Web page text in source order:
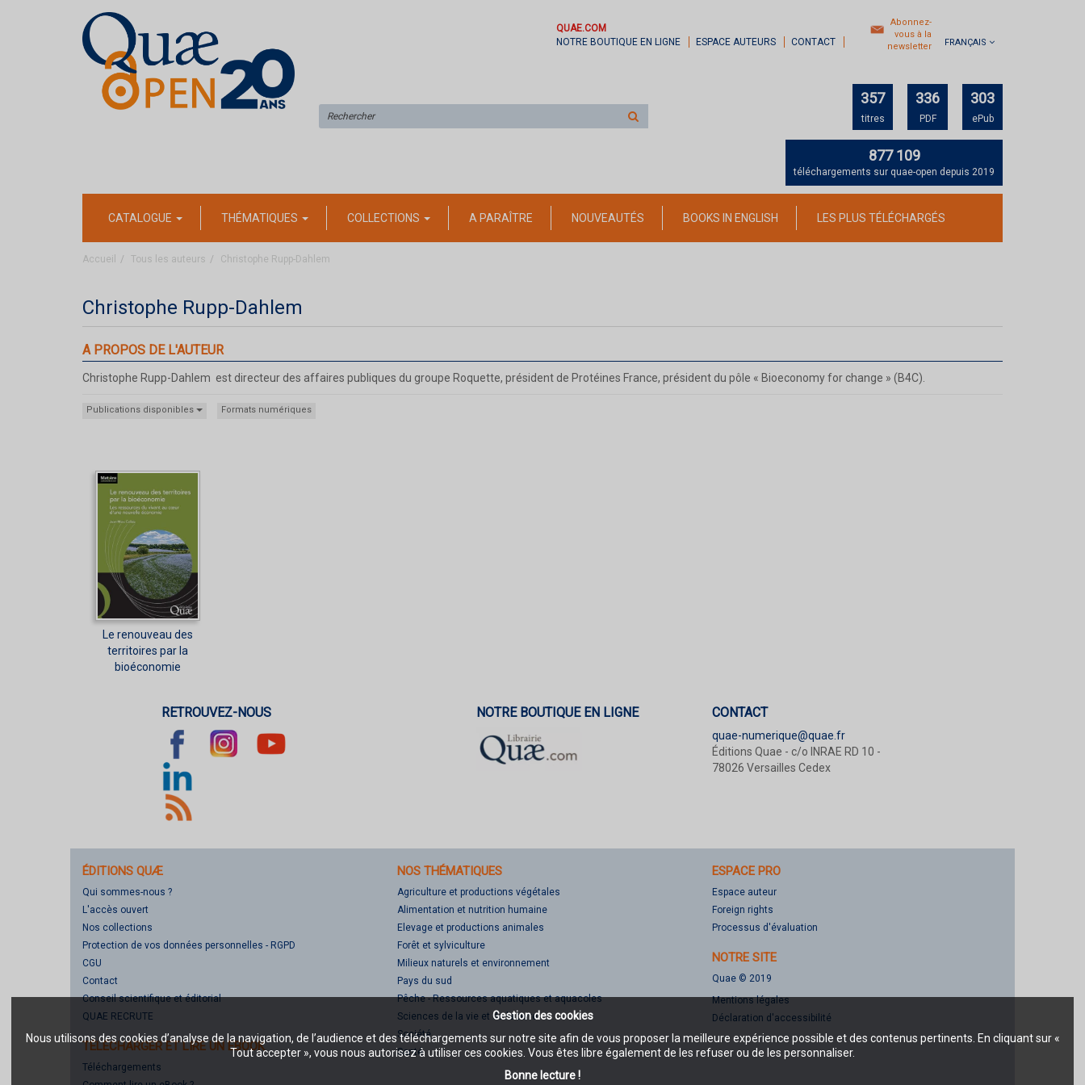
Gestion des cookies
Nous utilisons des cookies d’analyse de la navigation, de l’audience et des téléchargements sur notre site afin de vous proposer la meilleure expérience possible et des contenus pertinents. En cliquant sur «
Tout accepter », vous nous autorisez à utiliser ces cookies. Vous êtes libre également de les refuser ou de les personnaliser.
Bonne lecture !
QUAE.COM
NOTRE BOUTIQUE EN LIGNE
ESPACE AUTEURS CONTACT
Abonnez-
vous à la
newsletter
FRANÇAIS
sur
357
titres
336
PDF
303
ePub
877 109
téléchargements sur quae-open depuis 2019
CATALOGUE THÉMATIQUES COLLECTIONS A PARAÎTRE NOUVEAUTÉS BOOKS IN ENGLISH LES PLUS TÉLÉCHARGÉS
Accueil Tous les auteurs Christophe Rupp-Dahlem
Christophe Rupp-Dahlem
A PROPOS DE L'AUTEUR
Christophe Rupp-Dahlem est directeur des affaires publiques du groupe Roquette, président de Protéines France, président du pôle « Bioeconomy for change » (B4C).
Publications disponibles Formats numériques
Le renouveau des
territoires par la
bioéconomie
RETROUVEZ-NOUS NOTRE BOUTIQUE EN LIGNE CONTACT
quae-numerique@quae.fr
Éditions Quae - c/o INRAE RD 10 -
78026 Versailles Cedex
ÉDITIONS QUÆ
Qui sommes-nous ?
L'accès ouvert
Nos collections
Protection de vos données personnelles - RGPD
CGU
Contact
Conseil scientifique et éditorial
QUAE RECRUTE
TÉLÉCHARGER ET LIRE UN EBOOK
Téléchargements
NOS THÉMATIQUES
Agriculture et productions végétales
Alimentation et nutrition humaine
Elevage et productions animales
Forêt et sylviculture
Milieux naturels et environnement
Pays du sud
Pêche - Ressources aquatiques et aquacoles
Sciences de la vie et de la terre
Société
Santé
ESPACE PRO
Espace auteur
Foreign rights
Processus d'évaluation
NOTRE SITE
Quae © 2019
Mentions légales
Déclaration d'accessibilité